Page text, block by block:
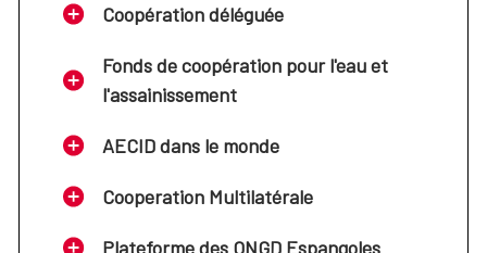
Coopération déléguée
Fonds de coopération pour l'eau et
l'assainissement
AECID dans le monde
Cooperation Multilatérale
Plateforme des ONGD Espangoles